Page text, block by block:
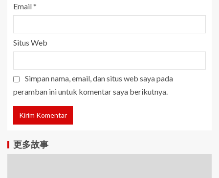
Email*
Situs Web
Simpan nama, email, dan situs web saya pada
peramban ini untuk komentar saya berikutnya.
更多故事